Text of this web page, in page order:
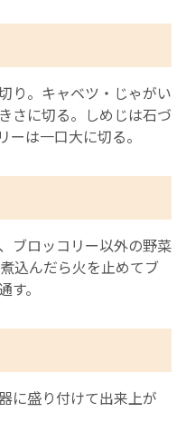
り。キャベツ・じゃがい
さに切る。しめじは石づ
は一口大に切る。
ブロッコリー以外の野菜
込んだら火を止めてブ
。
に盛り付けて出来上が